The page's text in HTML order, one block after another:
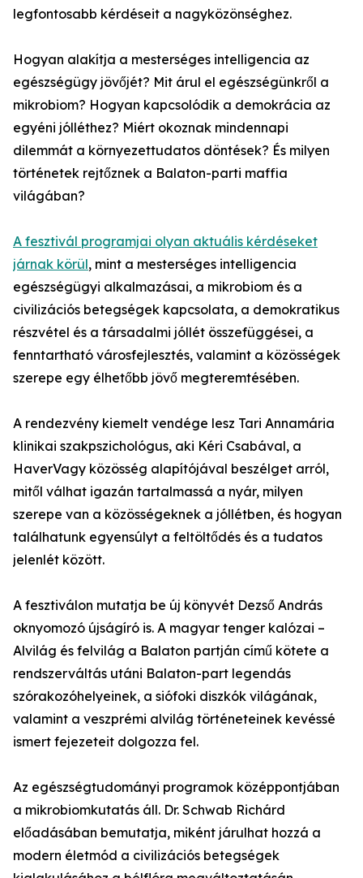
legfontosabb kérdéseit a nagyközönséghez.
Hogyan alakítja a mesterséges intelligencia az
egészségügy jövőjét? Mit árul el egészségünkről a
mikrobiom? Hogyan kapcsolódik a demokrácia az
egyéni jólléthez? Miért okoznak mindennapi
dilemmát a környezettudatos döntések? És milyen
történetek rejtőznek a Balaton-parti maffia
világában?
A fesztivál programjai olyan aktuális kérdéseket
járnak körül, mint a mesterséges intelligencia
egészségügyi alkalmazásai, a mikrobiom és a
civilizációs betegségek kapcsolata, a demokratikus
részvétel és a társadalmi jóllét összefüggései, a
fenntartható városfejlesztés, valamint a közösségek
szerepe egy élhetőbb jövő megteremtésében.
A rendezvény kiemelt vendége lesz Tari Annamária
klinikai szakpszichológus, aki Kéri Csabával, a
HaverVagy közösség alapítójával beszélget arról,
mitől válhat igazán tartalmassá a nyár, milyen
szerepe van a közösségeknek a jóllétben, és hogyan
találhatunk egyensúlyt a feltöltődés és a tudatos
jelenlét között.
A fesztiválon mutatja be új könyvét Dezső András
oknyomozó újságíró is. A magyar tenger kalózai –
Alvilág és felvilág a Balaton partján című kötete a
rendszerváltás utáni Balaton-part legendás
szórakozóhelyeinek, a siófoki diszkók világának,
valamint a veszprémi alvilág történeteinek kevéssé
ismert fejezeteit dolgozza fel.
Az egészségtudományi programok középpontjában
a mikrobiomkutatás áll. Dr. Schwab Richárd
előadásában bemutatja, miként járulhat hozzá a
modern életmód a civilizációs betegségek